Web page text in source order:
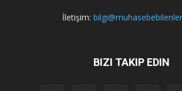
İletişim:
BIZI TAKIP EDIN